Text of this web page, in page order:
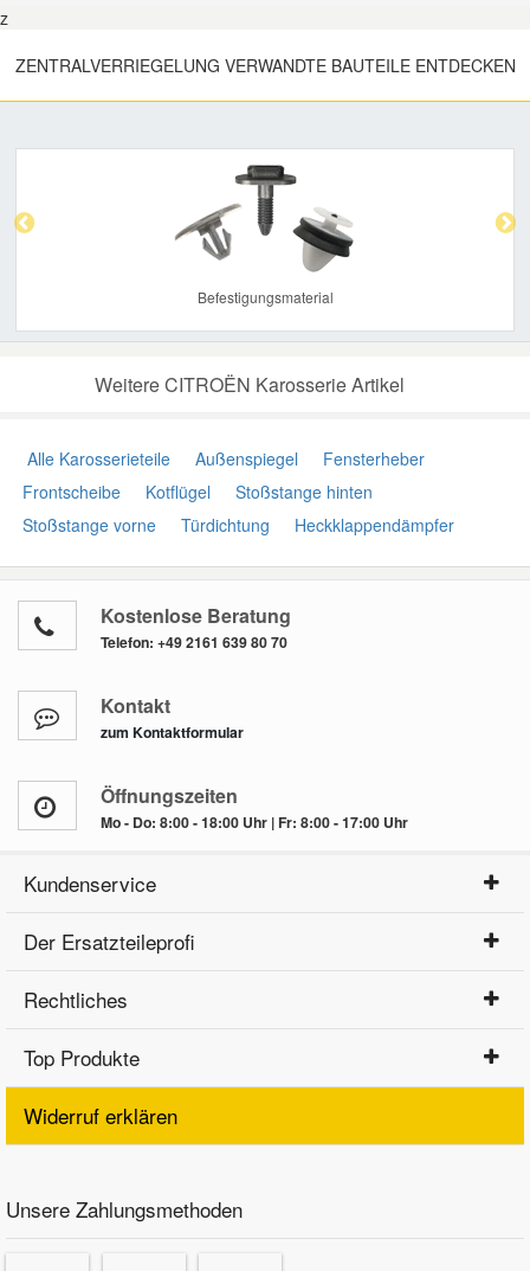
z
ZENTRALVERRIEGELUNG VERWANDTE BAUTEILE ENTDECKEN
Befestigungsmaterial
Weitere CITROËN Karosserie Artikel
Alle Karosserieteile Außenspiegel
Fensterheber
Frontscheibe
Kotflügel
Stoßstange hinten
Stoßstange vorne
Türdichtung Heckklappendämpfer
Kostenlose Beratung
Telefon: +49 2161 639 80 70
Kontakt
zum Kontaktformular
Öffnungszeiten
Mo - Do: 8:00 - 18:00 Uhr | Fr: 8:00 - 17:00 Uhr
Kundenservice
Der Ersatzteileprofi
Rechtliches
Top Produkte
Widerruf erklären
Unsere Zahlungsmethoden